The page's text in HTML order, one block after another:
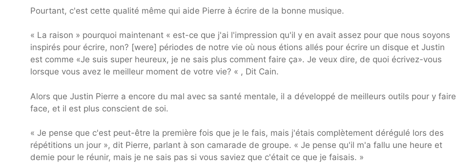
Pourtant, c'est cette qualité même qui aide Pierre à écrire de la bonne musique.
« La raison » pourquoi maintenant « est-ce que j'ai l'impression qu'il y en avait assez pour que nous soyons
inspirés pour écrire, non? [were] périodes de notre vie où nous étions allés pour écrire un disque et Justin
est comme «Je suis super heureux, je ne sais plus comment faire ça». Je veux dire, de quoi écrivez-vous
lorsque vous avez le meilleur moment de votre vie? « , Dit Cain.
Alors que Justin Pierre a encore du mal avec sa santé mentale, il a développé de meilleurs outils pour y faire
face, et il est plus conscient de soi.
« Je pense que c'est peut-être la première fois que je le fais, mais j'étais complètement dérégulé lors des
répétitions un jour », dit Pierre, parlant à son camarade de groupe. « Je pense qu'il m'a fallu une heure et
demie pour le réunir, mais je ne sais pas si vous saviez que c'était ce que je faisais. »